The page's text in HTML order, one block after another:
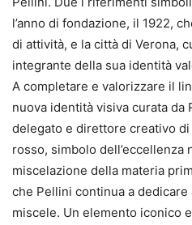
l’anno di fondazione, il 1922,
di attività, e la città di Verona,
integrante della sua identità
A completare e valorizzare il
nuova identità visiva curata da
delegato e direttore creativo
rosso, simbolo
miscelazione della materia
che Pellini continua a
miscele. Un elemento iconico